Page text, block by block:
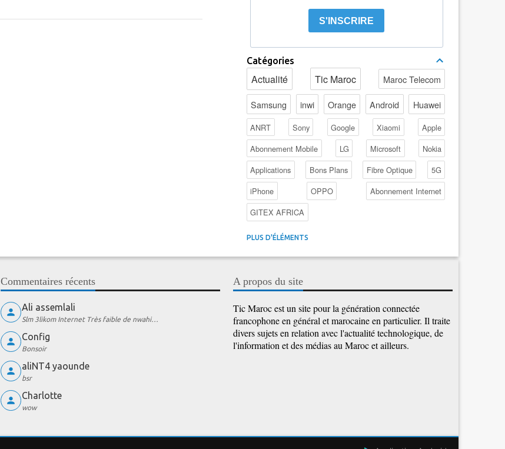
S'INSCRIRE
Catégories
Actualité Tic Maroc Maroc Telecom
Samsung inwi Orange Android Huawei
ANRT Sony Google Xiaomi
Apple
Abonnement Mobile
LG Microsoft
Nokia
Applications
Bons Plans Fibre Optique
5G
iPhone
OPPO
Abonnement Internet
GITEX AFRICA
4G au Maroc
Intelligence Artificielle
Cybersécurité
Promotions Maroc Telecom
PLUS D'ÉLÉMENTS
Commentaires récents
Ali assemlali
Slm 3likom Internet Très faible de nwahi…
Config
Bonsoir
aliNT4 yaounde
bsr
Charlotte
wow
A propos du site
Tic Maroc est un site pour la génération connectée
francophone en général et marocaine en particulier. Il traite
divers sujets en relation avec l'actualité technologique, de
l'information et des médias au Maroc et ailleurs.